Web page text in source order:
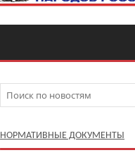
НОРМАТИВНЫЕ ДОКУМЕНТЫ